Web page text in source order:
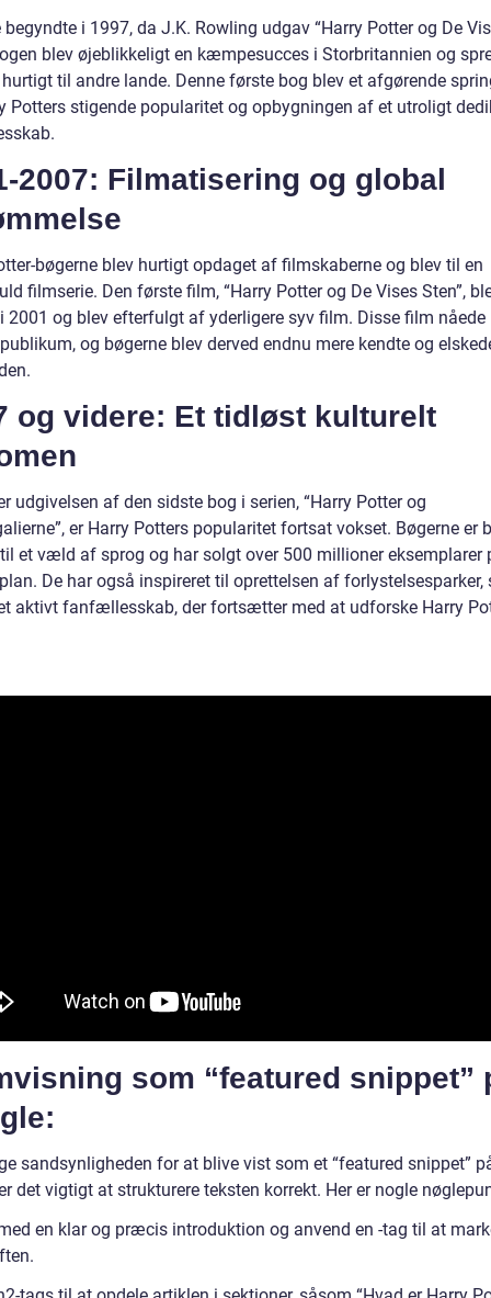
begyndte i 1997, da J.K. Rowling udgav “Harry Potter og De
blev øjeblikkeligt en kæmpesucces i Storbritannien og
til andre lande. Denne første bog blev et afgørende
Potters stigende popularitet og opbygningen af et utroligt
2007: Filmatisering og global
bøgerne blev hurtigt opdaget af filmskaberne og blev til en
filmserie. Den første film, “Harry Potter og De Vises Sten”,
2001 og blev efterfulgt af yderligere syv film. Disse film nåede
og bøgerne blev derved endnu mere kendte og
og videre: Et tidløst kulturelt
udgivelsen af den sidste bog i serien, “Harry Potter og
er Harry Potters popularitet fortsat vokset. Bøgerne er
et væld af sprog og har solgt over 500 millioner eksemplarer
De har også inspireret til oprettelsen af forlystelsesparker,
aktivt fanfællesskab, der fortsætter med at udforske Harry
som “featured snippet”
sandsynligheden for at blive vist som et “featured snippet”
det vigtigt at strukturere teksten korrekt. Her er nogle
en klar og præcis introduktion og anvend en -tag til at